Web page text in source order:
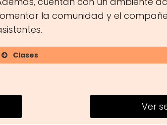
la comunidad y el
Clases
Ver